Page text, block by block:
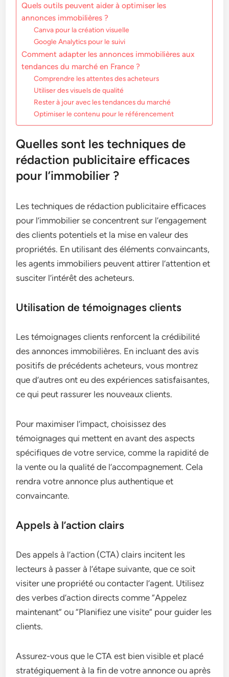
Quels outils peuvent aider à optimiser les
annonces immobilières ?
Canva pour la création visuelle
Google Analytics pour le suivi
Comment adapter les annonces immobilières aux
tendances du marché en France ?
Comprendre les attentes des acheteurs
Utiliser des visuels de qualité
Rester à jour avec les tendances du marché
Optimiser le contenu pour le référencement
Quelles sont les techniques de
rédaction publicitaire efficaces
pour l’immobilier ?
Les techniques de rédaction publicitaire efficaces
pour l’immobilier se concentrent sur l’engagement
des clients potentiels et la mise en valeur des
propriétés. En utilisant des éléments convaincants,
les agents immobiliers peuvent attirer l’attention et
susciter l’intérêt des acheteurs.
Utilisation de témoignages clients
Les témoignages clients renforcent la crédibilité
des annonces immobilières. En incluant des avis
positifs de précédents acheteurs, vous montrez
que d’autres ont eu des expériences satisfaisantes,
ce qui peut rassurer les nouveaux clients.
Pour maximiser l’impact, choisissez des
témoignages qui mettent en avant des aspects
spécifiques de votre service, comme la rapidité de
la vente ou la qualité de l’accompagnement. Cela
rendra votre annonce plus authentique et
convaincante.
Appels à l’action clairs
Des appels à l’action (CTA) clairs incitent les
lecteurs à passer à l’étape suivante, que ce soit
visiter une propriété ou contacter l’agent. Utilisez
des verbes d’action directs comme “Appelez
maintenant” ou “Planifiez une visite” pour guider les
clients.
Assurez-vous que le CTA est bien visible et placé
stratégiquement à la fin de votre annonce ou après